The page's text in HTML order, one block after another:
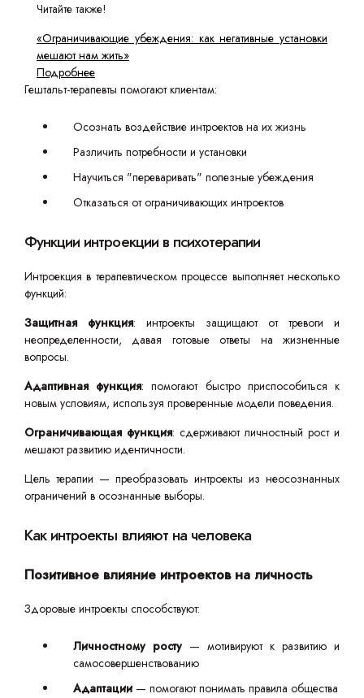
Читайте также!
«Ограничивающие убеждения: как негативные установки
мешают нам жить»
Подробнее
Гештальт-терапевты помогают клиентам:
Осознать воздействие интроектов на их жизнь
Различить потребности и установки
Научиться "переваривать" полезные убеждения
Отказаться от ограничивающих интроектов
Функции интроекции в психотерапии
Интроекция в терапевтическом процессе выполняет несколько
функций:
Защитная функция: интроекты защищают от тревоги и
неопределенности, давая готовые ответы на жизненные
вопросы.
Адаптивная функция: помогают быстро приспособиться к
новым условиям, используя проверенные модели поведения.
Ограничивающая функция: сдерживают личностный рост и
мешают развитию идентичности.
Цель терапии — преобразовать интроекты из неосознанных
ограничений в осознанные выборы.
Как интроекты влияют на человека
Позитивное влияние интроектов на личность
Здоровые интроекты способствуют:
Личностному росту— мотивируют к развитию и
самосовершенствованию
Адаптации — помогают понимать правила общества